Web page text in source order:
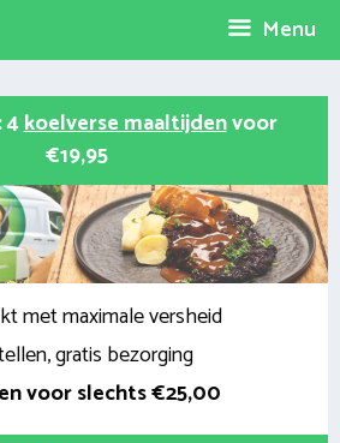
Menu
4koelverse maaltijdenvoor
€19,95
met maximale versheid
gratis bezorging
voor slechts €25,00